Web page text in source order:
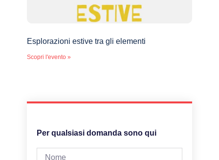
Esplorazioni estive tra gli elementi
Scopri l'evento »
Per qualsiasi domanda sono qui